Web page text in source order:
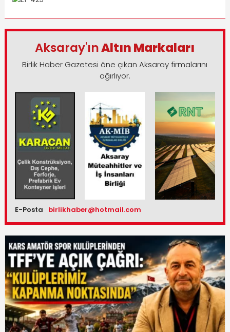
Aksaray'ınAltın Markaları
Birlik Haber Gazetesi öne çıkan Aksaray firmalarını
ağırlıyor.
E-Posta birlikhaber@hotmail.com